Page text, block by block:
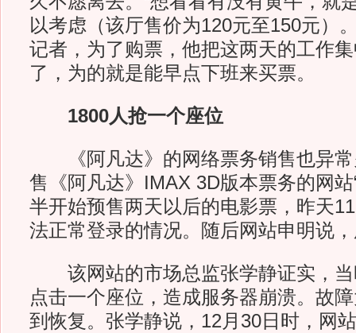
以考虑（该厅售价为120元至150元）
记者，为了购票，他把这两天的工作
了，为的就是能早点下班来买票。
1800人抢一个座位
《阿凡达》的网络票务销售也异常
售《阿凡达》IMAX 3D版本票务的网站
半开始预售两天以后的电影票，昨天
法正常登录的情况。随后网站申明说
该网站的市场总监张学静证实，当
点击一个座位，造成服务器崩溃。故
到恢复。张学静说，12月30日时，网